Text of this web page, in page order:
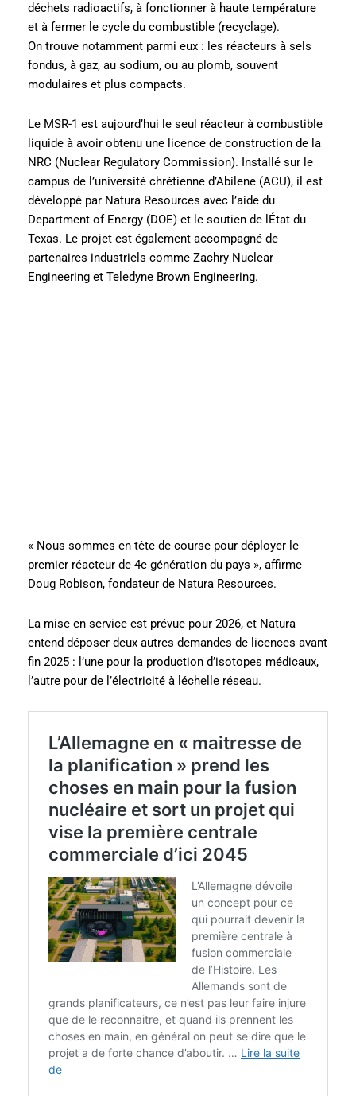
déchets radioactifs, à fonctionner à haute température
et à fermer le cycle du combustible (recyclage).
On trouve notamment parmi eux : les réacteurs à sels
fondus, à gaz, au sodium, ou au plomb, souvent
modulaires et plus compacts.
Le MSR-1 est aujourd’hui le seul réacteur à combustible
liquide à avoir obtenu une licence de construction de la
NRC (Nuclear Regulatory Commission). Installé sur le
campus de l’université chrétienne d’Abilene (ACU), il est
développé par Natura Resources avec l’aide du
Department of Energy (DOE) et le soutien de lÉtat du
Texas. Le projet est également accompagné de
partenaires industriels comme Zachry Nuclear
Engineering et Teledyne Brown Engineering.
« Nous sommes en tête de course pour déployer le
premier réacteur de 4e génération du pays », affirme
Doug Robison, fondateur de Natura Resources.
La mise en service est prévue pour 2026, et Natura
entend déposer deux autres demandes de licences avant
fin 2025 : l’une pour la production d’isotopes médicaux,
l’autre pour de l’électricité à léchelle réseau.